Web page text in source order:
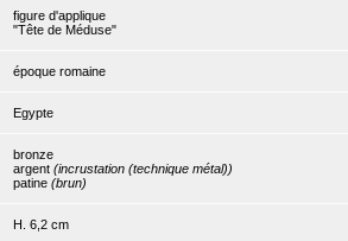
figure d'applique
"Tête de Méduse"
époque romaine
Egypte
bronze
argent (incrustation (technique métal))
patine (brun)
H. 6,2 cm